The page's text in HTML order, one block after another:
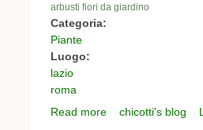
arbusti fiori da giardino
Categoria:
Piante
Luogo:
lazio
roma
Read more about azalee a
chicotti's blog